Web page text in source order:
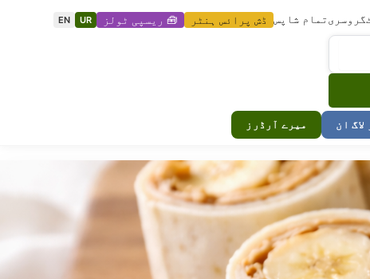
گروسریتمام شاپس ڈش پرائس ہنٹر 🧰 ریسپی ٹولز UR
EN
ان میرے آرڈرز